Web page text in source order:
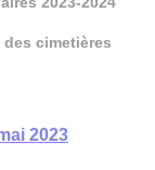
cimetières
2023